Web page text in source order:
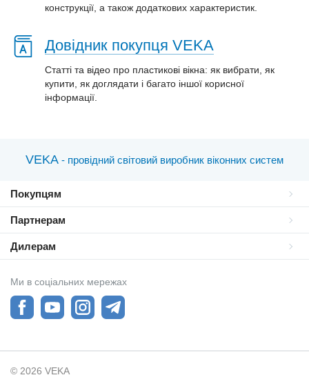
конструкції, а також додаткових характеристик.
Довідник покупця VEKA
Статті та відео про пластиковi вікна: як вибрати, як
купити, як доглядати і багато іншої корисної
інформації.
VEKA - провідний світовий виробник віконних систем
Покупцям
Партнерам
Дилерам
Ми в соціальних мережах
© 2026 VEKA